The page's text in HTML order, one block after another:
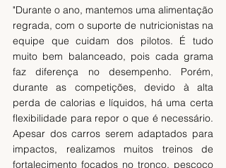
"Durante o ano, mantemos uma alimentação
regrada, com o suporte de nutricionistas na
equipe que cuidam dos pilotos. É tudo
muito bem balanceado, pois cada grama
faz diferença no desempenho. Porém,
durante as competições, devido à alta
perda de calorias e líquidos, há uma certa
flexibilidade para repor o que é necessário.
Apesar dos carros serem adaptados para
impactos, realizamos muitos treinos de
fortalecimento focados no tronco, pescoço